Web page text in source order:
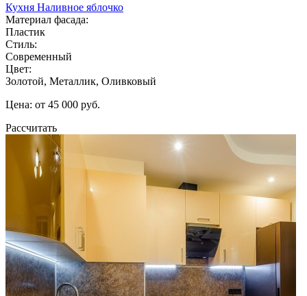
Кухня Наливное яблочко
Материал фасада:
Пластик
Стиль:
Современный
Цвет:
Золотой, Металлик, Оливковый
Цена: от 45 000 руб.
Рассчитать